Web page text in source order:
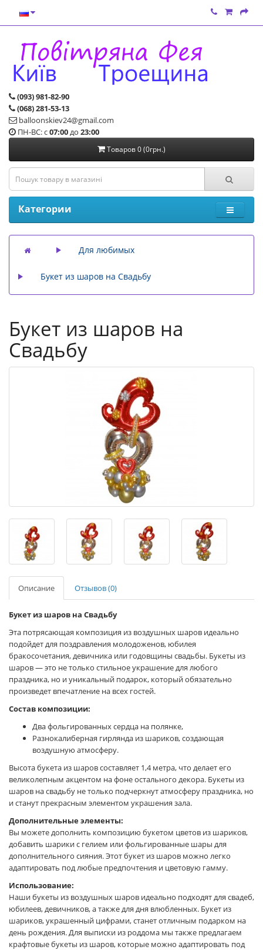
(093) 981-82-90
(068) 281-53-13
balloonskiev24@gmail.com
ПН-ВС: с07:00до 23:00
Товаров 0 (0грн.)
Категории
Для любимых
Букет из шаров на Свадьбу
Букет из шаров на
Свадьбу
Описание Отзывов (0)
Букет из шаров на Свадьбу
Эта потрясающая композиция из воздушных шаров идеально
подойдет для поздравления молодоженов, юбилея
бракосочетания, девичника или годовщины свадьбы. Букеты из
шаров — это не только стильное украшение для любого
праздника, но и уникальный подарок, который обязательно
произведет впечатление на всех гостей.
Состав композиции:
Два фольгированных сердца на полянке,
Разнокалиберная гирлянда из шариков, создающая
воздушную атмосферу.
Высота букета из шаров составляет 1,4 метра, что делает его
великолепным акцентом на фоне остального декора. Букеты из
шаров на свадьбу не только подчеркнут атмосферу праздника, но
и станут прекрасным элементом украшения зала.
Дополнительные элементы:
Вы можете дополнить композицию букетом цветов из шариков,
добавить шарики с гелием или фольгированные шары для
дополнительного сияния. Этот букет из шаров можно легко
адаптировать под любые предпочтения и цветовую гамму.
Использование:
Наши букеты из воздушных шаров идеально подходят для свадеб,
юбилеев, девичников, а также для дня влюбленных. Букет из
шариков, украшенный цифрами, станет отличным подарком на
день рождения. Для выписки из роддома мы также предлагаем
крафтовые букеты из шаров, которые можно адаптировать под